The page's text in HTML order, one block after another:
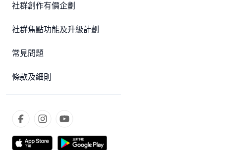
社群創作有價企劃
社群焦點功能及升級計劃
常見問題
條款及細則